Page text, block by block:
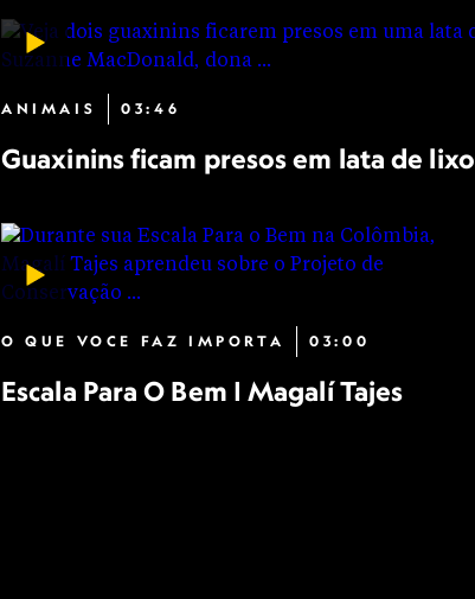
ANIMAIS 03:46
Guaxinins ficam presos em lata de lixo
O QUE VOCE FAZ IMPORTA 03:00
Escala Para O Bem | Magalí Tajes